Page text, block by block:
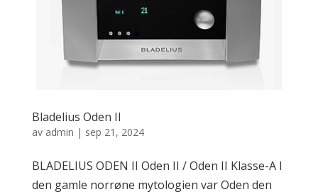
Bladelius Oden II
av admin | sep 21, 2024
BLADELIUS ODEN II Oden II / Oden II Klasse-A I
den gamle norrøne mytologien var Oden den